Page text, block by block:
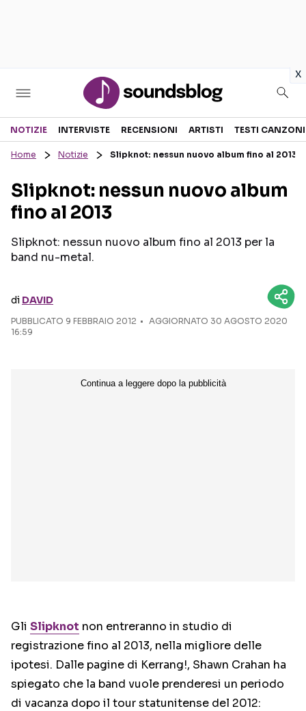
x
Sezioni
RECENSIONI MUSICALI
INTERVISTE
GOSSIP E CURIOSITÀ
TESTI CANZONI
TALENT SHOW
NOTIZIE INTERVISTE RECENSIONI ARTISTI TESTI CANZONI
Home Notizie Slipknot: nessun nuovo album fino al 2013
Slipknot: nessun nuovo album
fino al 2013
Slipknot: nessun nuovo album fino al 2013 per la
band nu-metal.
di DAVID
PUBBLICATO 9 FEBBRAIO 2012
AGGIORNATO 30 AGOSTO 2020
16:59
Gli Slipknot non entreranno in studio di
registrazione fino al 2013, nella migliore delle
ipotesi. Dalle pagine di Kerrang!, Shawn Crahan ha
spiegato che la band vuole prenderesi un periodo
di vacanza dopo il tour statunitense del 2012: